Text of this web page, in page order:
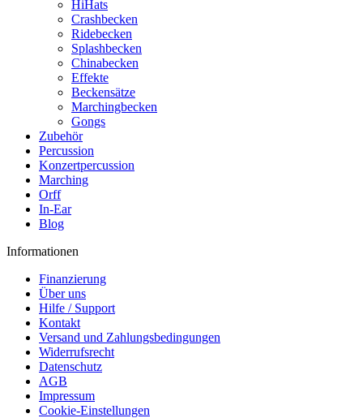
HiHats
Crashbecken
Ridebecken
Splashbecken
Chinabecken
Effekte
Beckensätze
Marchingbecken
Gongs
Zubehör
Percussion
Konzertpercussion
Marching
Orff
In-Ear
Blog
Informationen
Finanzierung
Über uns
Hilfe / Support
Kontakt
Versand und Zahlungsbedingungen
Widerrufsrecht
Datenschutz
AGB
Impressum
Cookie-Einstellungen